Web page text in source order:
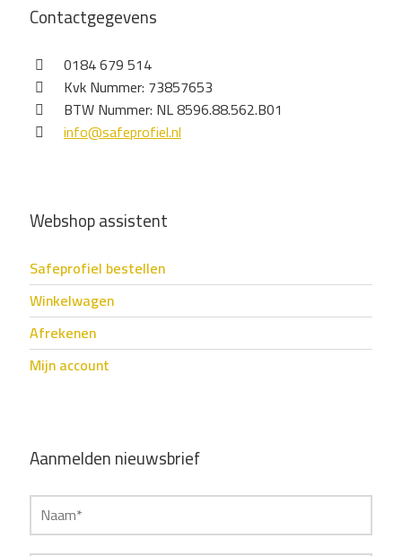
Contactgegevens
0184 679 514
Kvk Nummer: 73857653
BTW Nummer: NL 8596.88.562.B01
info@safeprofiel.nl
Webshop assistent
Safeprofiel bestellen
Winkelwagen
Afrekenen
Mijn account
Aanmelden nieuwsbrief